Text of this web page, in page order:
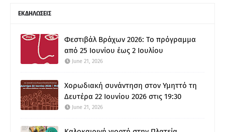
ΕΚΔΗΛΩΣΕΙΣ
Φεστιβάλ Βράχων 2026: Το πρόγραμμα
από 25 Ιουνίου έως 2 Ιουλίου
June 21, 2026
Χορωδιακή συνάντηση στον Υμηττό τη
Δευτέρα 22 Ιουνίου 2026 στις 19:30
June 21, 2026